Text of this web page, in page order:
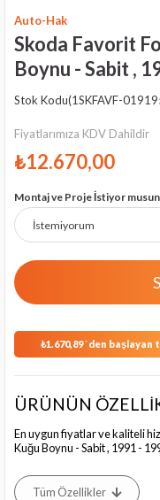
Auto-Hak
Skoda Favorit
Boynu - Sabit ,
Stok Kodu(1SKFAVF-
Fiyatlarımıza KDV Dahildir
₺12.670,00
Montaj ve Proje İstiyor
₺1.670,89`den başlayan
ÜRÜNÜN
En uygun fiyatlar ve kaliteli
Kuğu Boynu - Sabit , 1991 -
Tüm Özellikler